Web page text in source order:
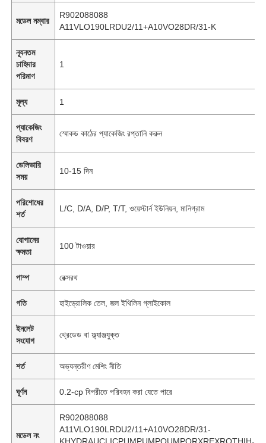
মডেল নম্বার
R902088088
A11VLO190LRDU2/11+A10VO28DR/31-K
ন্যূনতম
চাহিদার
পরিমাণ
1
মূল্য 1
প্যাকেজিং
বিবরণ
স্মোকড কাঠের প্যাকেজিং রপ্তানি করুন
ডেলিভারি
সময়
10-15 দিন
পরিশোধের
শর্ত
L/C, D/A, D/P, T/T, ওয়েস্টার্ন ইউনিয়ন, মানিগ্রাম
যোগানের
ক্ষমতা
100 টাওয়ার
পাম্প রেক্সরথ
গতি হাইড্রোলিক তেল, জল ইথিলিন গ্লাইকোল
ইনলেট
সংযোগ
থ্রেডেড বা ফ্ল্যাঞ্জযুক্ত
শর্ত অভ্যন্তরীণ মেশিং নীতি
ঘূর্ণন 0.2-cp বিপরীতে পরিবহন করা যেতে পারে
মডেল নং
R902088088
A11VLO190LRDU2/11+A10VO28DR/31-
KHYDRAUCLICPUMPUMPOUMPORXREXROTHIH-